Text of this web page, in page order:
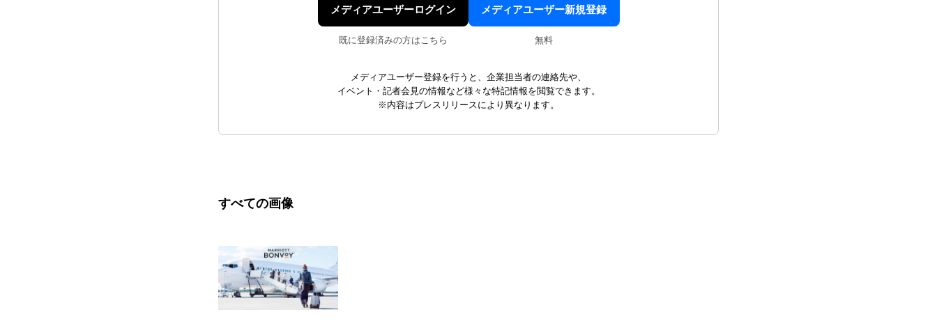
メディアユーザーログイン
既に登録済みの方はこちら
メディアユーザー新規登録
無料
メディアユーザー登録を行うと、企業担当者の連絡先や、
イベント・記者会見の情報など様々な特記情報を閲覧できます。
※内容はプレスリリースにより異なります。
すべての画像